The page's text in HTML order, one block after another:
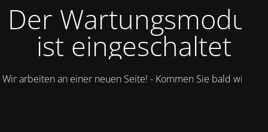
Der Wartungsmodus
ist eingeschaltet
Wir arbeiten an einer neuen Seite! - Kommen Sie bald wieder.